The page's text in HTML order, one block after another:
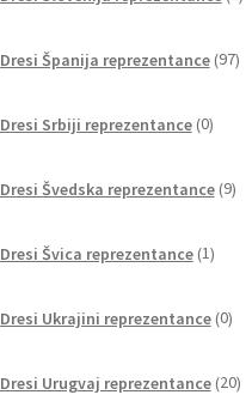
Dresi Španija reprezentance 97
Dresi Srbiji reprezentance 0
Dresi Švedska reprezentance 9
Dresi Švica reprezentance 1izdelek
Dresi Ukrajini reprezentance 0
Dresi Urugvaj reprezentance 20